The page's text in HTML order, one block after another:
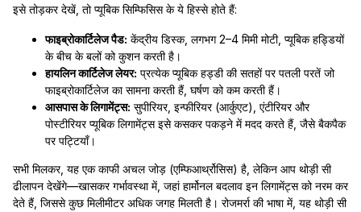
इसे तोड़कर देखें, तो प्यूबिक सिम्फिसिस के ये हिस्से होते हैं:
फाइब्रोकार्टिलेज पैड: केंद्रीय डिस्क, लगभग 2–4 मिमी मोटी, प्यूबिक हड्डियों
के बीच के बलों को कुशन करती है।
हायलिन कार्टिलेज लेयर: प्रत्येक प्यूबिक हड्डी की सतहों पर पतली परतें जो
फाइब्रोकार्टिलेज का सामना करती हैं, घर्षण को कम करती हैं।
आसपास के लिगामेंट्स: सुपीरियर, इन्फीरियर (आर्कुएट), एंटीरियर और
पोस्टीरियर प्यूबिक लिगामेंट्स इसे कसकर पकड़ने में मदद करते हैं, जैसे बैकपैक
पर पट्टियाँ।
सभी मिलकर, यह एक काफी अचल जोड़ (एम्फिआर्थ्रोसिस) है, लेकिन आप थोड़ी सी
ढीलापन देखेंगे—खासकर गर्भावस्था में, जहां हार्मोनल बदलाव इन लिगामेंट्स को नरम कर
देते हैं, जिससे कुछ मिलीमीटर अधिक जगह मिलती है। रोजमर्रा की भाषा में, यह थोड़ी सी